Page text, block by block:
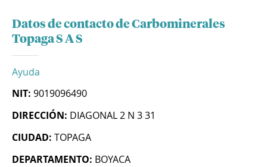
Datos de contacto de Carbominerales
Topaga S A S
Ayuda
NIT: 9019096490
DIRECCIÓN: DIAGONAL 2 N 3 31
CIUDAD: TOPAGA
DEPARTAMENTO: BOYACA